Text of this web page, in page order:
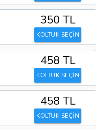
350 TL
KOLTUK SEÇİN
458 TL
KOLTUK SEÇİN
458 TL
KOLTUK SEÇİN